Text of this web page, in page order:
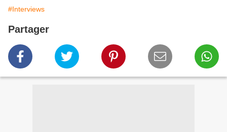
#Interviews
Partager